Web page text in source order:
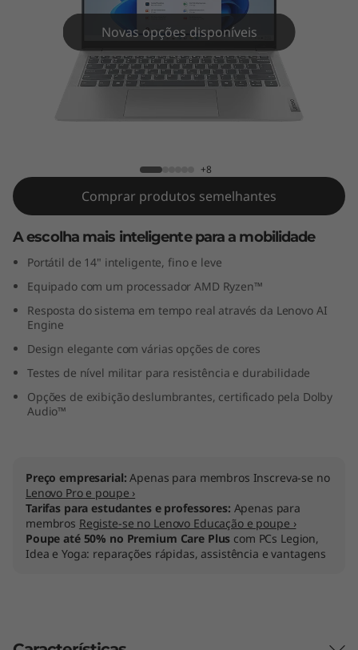
4
A
M
D
Novas opções disponíveis
+8
Comprar produtos semelhantes
A escolha mais inteligente para a mobilidade
Portátil de 14" inteligente, fino e leve
Equipado com um processador AMD Ryzen™
Resposta do sistema em tempo real através da Lenovo AI
Engine
Design elegante com várias opções de cores
Testes de nível militar para resistência e durabilidade
Opções de exibição deslumbrantes, certificado pela Dolby
Audio™
Preço empresarial:Apenas para membros Inscreva-se no
Lenovo Pro e poupe ›
Tarifas para estudantes e professores: Apenas para
membros Registe-se no Lenovo Educação e poupe ›
Poupe até 50% no Premium Care Plus com PCs Legion,
Idea e Yoga: reparações rápidas, assistência e vantagens